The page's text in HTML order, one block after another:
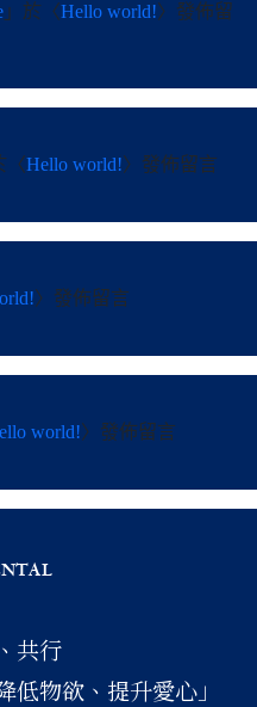
」於〈Hello world!〉發佈留
〈Hello world!〉發佈留言
〉發佈留言
world!〉發佈留言
共行
低物欲、提升愛心」